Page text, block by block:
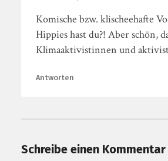
Komische bzw. klischeehafte
Hippies hast du?! Aber schön,
Klimaaktivistinnen und
Antworten
Schreibe einen Kommentar